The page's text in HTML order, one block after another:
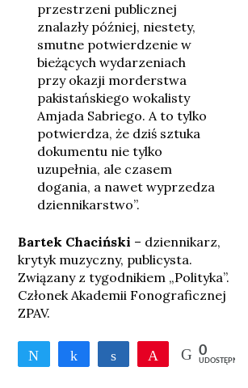
przestrzeni publicznej
znalazły później, niestety,
smutne potwierdzenie w
bieżących wydarzeniach
przy okazji morderstwa
pakistańskiego wokalisty
Amjada Sabriego. A to tylko
potwierdza, że dziś sztuka
dokumentu nie tylko
uzupełnia, ale czasem
dogania, a nawet wyprzedza
dziennikarstwo”.
Bartek Chaciński – dziennikarz,
krytyk muzyczny, publicysta.
Związany z tygodnikiem „Polityka”.
Członek Akademii Fonograficznej
ZPAV.
Tweetnij UdostępnijUdostępnijPrzypnij
0
UDOSTĘPNIEŃ